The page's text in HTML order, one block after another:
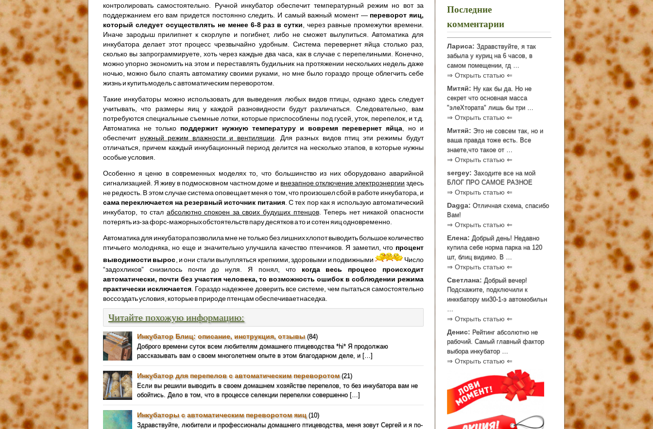
контролировать самостоятельно. Ручной инкубатор обеспечит температурный режим но вот за
поддержанием его вам придется постоянно следить. И самый важный момент — переворот яиц,
который следует осуществлять не менее 6-8 раз в сутки , через равные промежутки времени.
Иначе зародыш прилипнет к скорлупе и погибнет, либо не сможет вылупиться. Автоматика для
инкубатора делает этот процесс чрезвычайно удобным. Система перевернет яйца столько раз,
сколько вы запрограммируете, хоть через каждые два часа, как в случае с перепелиными. Конечно,
можно упорно экономить на этом и переставлять будильник на протяжении нескольких недель даже
ночью, можно было спаять автоматику своими руками, но мне было гораздо проще облегчить себе
жизнь и купить модель с автоматическим переворотом.
Такие инкубаторы можно использовать для выведения любых видов птицы, однако здесь следует
учитывать, что размеры яиц у каждой разновидности будут различаться. Следовательно, вам
потребуются специальные съемные лотки, которые приспособлены под гусей, уток, перепелок, и т.д.
Автоматика не только поддержит нужную температуру и вовремя перевернет яйца , но и
обеспечит нужный режим влажности и вентиляции . Для разных видов птиц эти режимы будут
отличаться, причем каждый инкубационный период делится на несколько этапов, в которые нужны
особые условия.
Особенно я ценю в современных моделях то, что большинство из них оборудовано аварийной
сигнализацией. Я живу в подмосковном частном доме и внезапное отключение электроэнергии здесь
не редкость. В этом случае система оповещает меня о том, что произошел сбой в работе инкубатора, и
сама переключается на резервный источник питания. С тех пор как я использую автоматический
инкубатор, то стал абсолютно спокоен за своих будущих птенцов. Теперь нет никакой опасности
потерять из-за форс-мажорных обстоятельств пару десятков а то и сотен яиц одновременно.
Автоматика для инкубатора позволила мне не только без лишних хлопот выводить большое количество
птичьего молодняка, но еще и значительно улучшила качество птенчиков. Я заметил, что процент
выводимости вырос , и они стали вылупляться крепкими, здоровыми и подвижными
Число
“задохликов” снизилось почти до нуля. Я понял, что когда весь процесс происходит
автоматически, почти без участия человека, то возможность ошибок в соблюдении режима
практически исключается . Гораздо надежнее доверить все системе, чем пытаться самостоятельно
воссоздать условия, которые в природе птенцам обеспечивает наседка.
Читайте похожую информацию:
Инкубатор Блиц: описание, инструкция, отзывы(84)
Доброго времени суток всем любителям домашнего птицеводства *hi* Я продолжаю
рассказывать вам о своем многолетнем опыте в этом благодарном деле, и […]
Инкубатор для перепелов с автоматическим переворотом(21)
Если вы решили выводить в своем домашнем хозяйстве перепелов, то без инкубатора вам не
обойтись. Дело в том, что в процессе селекции перепелки совершенно […]
Инкубаторы с автоматическим переворотом яиц(10)
Здравствуйте, любители и профессионалы домашнего птицеводства, меня зовут Сергей и я по-
Последние
комментарии
Лариса: Здравствуйте, я так
забыла у куриц на 6 часов, в
самом помещении, гд …
⇒ Открыть статью ⇐
Митяй: Ну как бы да. Но не
секрет что основная масса
"элеХтората" лишь бы три …
⇒ Открыть статью ⇐
Митяй: Это не совсем так, но и
ваша правда тоже есть. Все
знаете,что такое от …
⇒ Открыть статью ⇐
sergey: Заходите все на мой
БЛОГ ПРО САМОЕ РАЗНОЕ
⇒ Открыть статью ⇐
Dagga: Отличная схема, спасибо
Вам!
⇒ Открыть статью ⇐
Елена: Добрый день! Недавно
купила себе норма парка на 120
шт, блиц видимо. В …
⇒ Открыть статью ⇐
Светлана: Добрый вечер!
Подскажите, подключили к
инккбатору ми30-1-э автомобильн
…
⇒ Открыть статью ⇐
Денис: Рейтинг абсолютно не
рабочий. Самый главный фактор
выбора инкубатор …
⇒ Открыть статью ⇐